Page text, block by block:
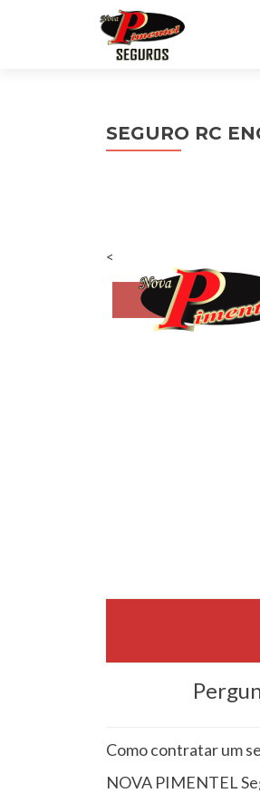
SEGURO RC
<
Como contratar um
NOVA PIMENTEL